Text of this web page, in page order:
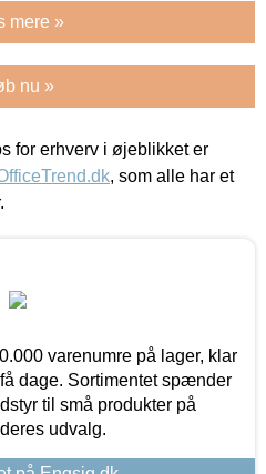
mere »
nu »
for erhverv i øjeblikket er
, som alle har et
varenumre på lager, klar
dage. Sortimentet spænder
til små produkter på
udvalg.